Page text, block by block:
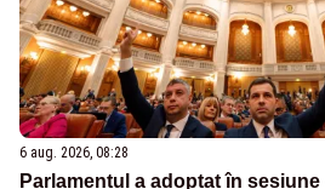
6 aug. 2026, 08:28
Parlamentul a adoptat în